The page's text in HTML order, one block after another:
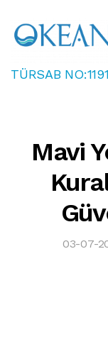
TÜRSAB
Mavi
03-07-